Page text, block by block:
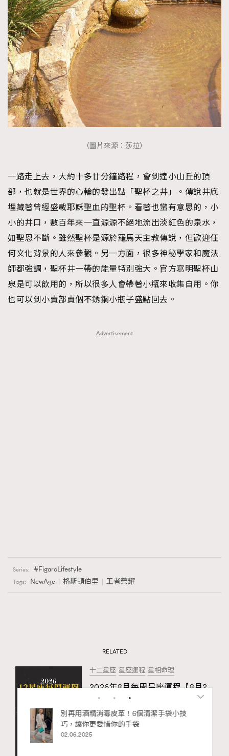
（圖片來源：莎拉）
一路走上去，大約十多廿分鐘路程，會到達小山丘的頂
部，也就是世界的心輪的發出點「聖杯之井」。傳說井底
埋藏著曾經盛載耶穌聖血的聖杯。看著也蠻有意思的，小
小的井口，數百年來一直源源不絕地流出淡紅色的泉水，
如聖恩不斷。雖然聖杯是源於羅馬天主教傳說，但歡迎任
何文化背景的人來參觀。另一方面，很多神秘學家和魔法
師都強調，聖杯井一帶的能量特別強大。官方寫明聖杯山
泉是可以飲用的，所以很多人會帶著小瓶來收集自用。你
也可以到小賣部賣個不銹鋼小瓶子盛點回去。
Advertisement
Series: FigaroLifestyle
Tags: NewAge 格斯頓伯里 王者榮耀
RELATED
十二星座 星座運程 星相命理
2026年8月每周星座運程【8月2
日至8月8日】
31.07.2026